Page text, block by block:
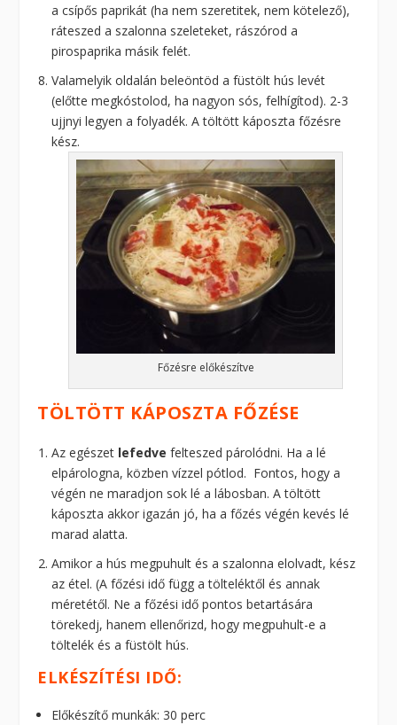
a csípős paprikát (ha nem szeretitek, nem kötelező),
ráteszed a szalonna szeleteket, rászórod a
pirospaprika másik felét.
Valamelyik oldalán beleöntöd a füstölt hús levét
(előtte megkóstolod, ha nagyon sós, felhígítod). 2-3
ujjnyi legyen a folyadék. A töltött káposzta főzésre
kész.
Főzésre előkészítve
TÖLTÖTT KÁPOSZTA FŐZÉSE
Az egészet lefedve felteszed párolódni. Ha a lé
elpárologna, közben vízzel pótlod. Fontos, hogy a
végén ne maradjon sok lé a lábosban. A töltött
káposzta akkor igazán jó, ha a főzés végén kevés lé
marad alatta.
Amikor a hús megpuhult és a szalonna elolvadt, kész
az étel. (A főzési idő függ a tölteléktől és annak
méretétől. Ne a főzési idő pontos betartására
törekedj, hanem ellenőrizd, hogy megpuhult-e a
töltelék és a füstölt hús.
ELKÉSZÍTÉSI IDŐ:
Előkészítő munkák: 30 perc